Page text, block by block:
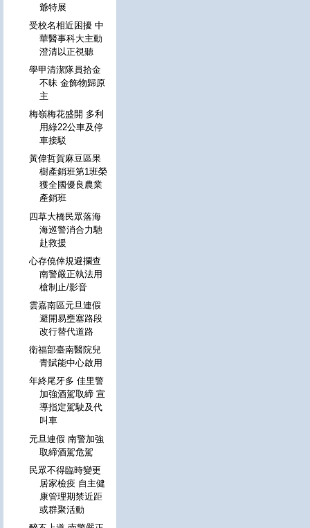
爺特展
受校名相近困擾 中
華醫事科大主動
澄清以正視聽
學甲清潔隊員拾金
不昧 金飾物歸原
主
梅嶺梅花盛開 多利
用綠22公車及停
車接駁
黃偉哲賀麻豆區果
樹產銷班第1班榮
獲全國優良農業
產銷班
四草大橋民眾落海
海巡警消合力馳
赴救援
心存僥倖規避攔查
南警嚴正執法用
槍制止/影音
雲嘉南區元旦連假
避開易壅塞路段
改行替代道路
衛福部臺南醫院兒
青賦能中心啟用
年終尾牙多 佳里警
加強酒駕取締 宣
導指定駕駛及代
叫車
元旦連假 南警加強
取締酒駕危駕
民眾不得臨時變更
居家檢疫 自主健
康管理期禁近距
或群聚活動